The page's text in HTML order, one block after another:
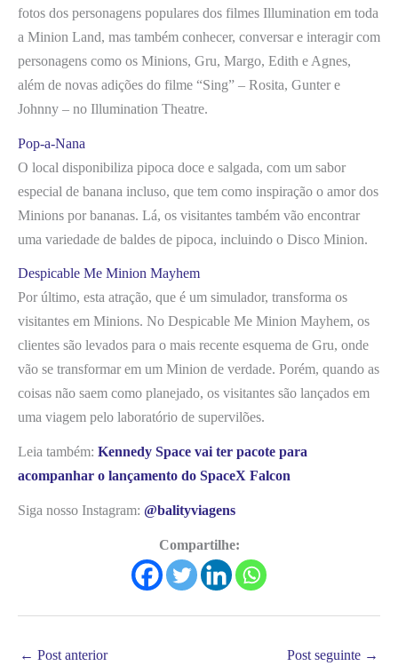
fotos dos personagens populares dos filmes Illumination em toda
a Minion Land, mas também conhecer, conversar e interagir com
personagens como os Minions, Gru, Margo, Edith e Agnes,
além de novas adições do filme “Sing” – Rosita, Gunter e
Johnny – no Illumination Theatre.
Pop-a-Nana
O local disponibiliza pipoca doce e salgada, com um sabor
especial de banana incluso, que tem como inspiração o amor dos
Minions por bananas. Lá, os visitantes também vão encontrar
uma variedade de baldes de pipoca, incluindo o Disco Minion.
Despicable Me Minion Mayhem
Por último, esta atração, que é um simulador, transforma os
visitantes em Minions. No Despicable Me Minion Mayhem, os
clientes são levados para o mais recente esquema de Gru, onde
vão se transformar em um Minion de verdade. Porém, quando as
coisas não saem como planejado, os visitantes são lançados em
uma viagem pelo laboratório de supervilões.
Leia também: Kennedy Space vai ter pacote para
acompanhar o lançamento do SpaceX Falcon
Siga nosso Instagram: @balityviagens
Compartilhe:
← Post anterior Post seguinte →